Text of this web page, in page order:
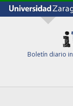
Boletín diario